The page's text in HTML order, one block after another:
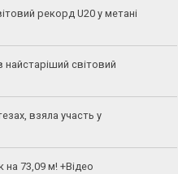
рекорд U20 у метані
світовий
взяла участь у
на 73,09 м! +Відео